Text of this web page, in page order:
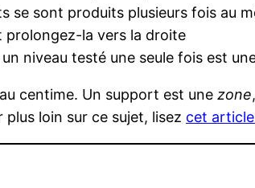
se sont produits plusieurs fois au
prolongez-la vers la droite
niveau testé une seule fois est
centime. Un support est une zone
loin sur ce sujet, lisez cet